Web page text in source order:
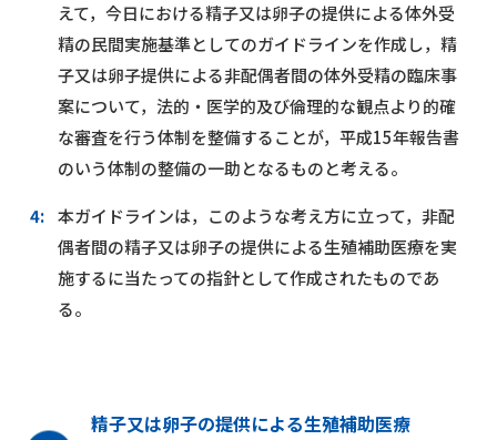
えて，今日における精子又は卵子の提供による体外受
精の民間実施基準としてのガイドラインを作成し，精
子又は卵子提供による非配偶者間の体外受精の臨床事
案について，法的・医学的及び倫理的な観点より的確
な審査を行う体制を整備することが，平成15年報告書
のいう体制の整備の一助となるものと考える。
4: 本ガイドラインは，このような考え方に立って，非配
偶者間の精子又は卵子の提供による生殖補助医療を実
施するに当たっての指針として作成されたものであ
る。
精子又は卵子の提供による生殖補助医療